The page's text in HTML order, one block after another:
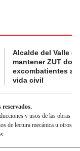
Alcalde del Valle
mantener ZUT
excombatientes
vida civil
y usos de las obras
de lectura mecánica u otros